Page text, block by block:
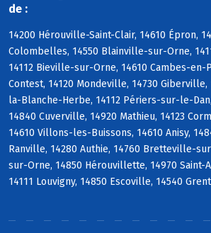
de :
14200 Hérouville-Saint-Clair, 14610 Épron,
Colombelles, 14550 Blainville-sur-Orne,
14112 Bieville-sur-Orne, 14610 Cambes-en-
Contest, 14120 Mondeville, 14730 Giberville,
la-Blanche-Herbe, 14112 Périers-sur-le-
14840 Cuverville, 14920 Mathieu, 14123
14610 Villons-les-Buissons, 14610 Anisy,
Ranville, 14280 Authie, 14760 Bretteville-
sur-Orne, 14850 Hérouvillette, 14970 Saint-
14111 Louvigny, 14850 Escoville, 14540